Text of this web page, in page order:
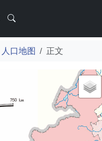
人口地图 正文